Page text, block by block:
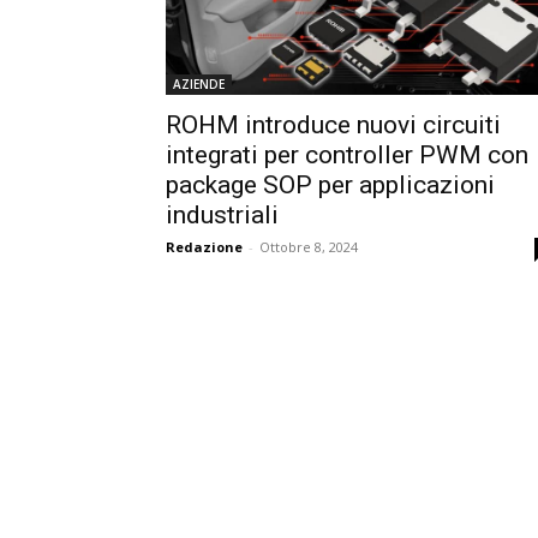
AZIENDE
ROHM introduce nuovi circuiti
integrati per controller PWM con
package SOP per applicazioni
industriali
Redazione - Ottobre 8, 2024